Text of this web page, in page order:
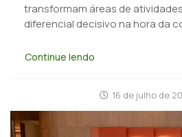
transformam áreas de
diferencial decisivo na hora da
Continue lendo
16 de julho de